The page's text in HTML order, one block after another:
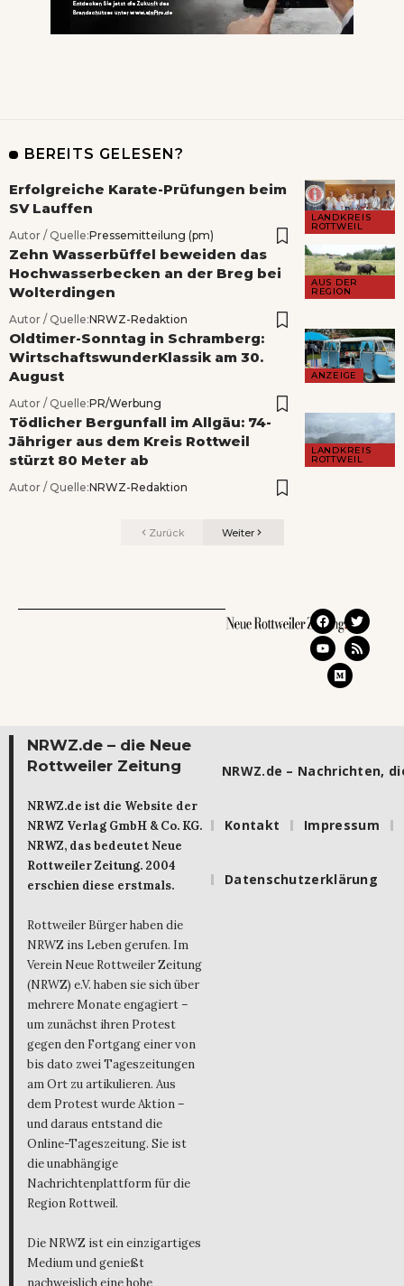
BEREITS GELESEN?
LANDKREIS
ROTTWEIL
Erfolgreiche Karate-Prüfungen beim
SV Lauffen
Autor / Quelle:Pressemitteilung (pm)
AUS DER
REGION
Zehn Wasserbüffel beweiden das
Hochwasserbecken an der Breg bei
Wolterdingen
Autor / Quelle:NRWZ-Redaktion
ANZEIGE
Oldtimer-Sonntag in Schramberg:
WirtschaftswunderKlassik am 30.
August
Autor / Quelle:PR/Werbung
LANDKREIS
ROTTWEIL
Tödlicher Bergunfall im Allgäu: 74-
Jähriger aus dem Kreis Rottweil
stürzt 80 Meter ab
Autor / Quelle:NRWZ-Redaktion
Zurück Weiter
NRWZ.de – die Neue
Rottweiler Zeitung
NRWZ.de ist die Website der
NRWZ Verlag GmbH & Co. KG.
NRWZ, das bedeutet Neue
Rottweiler Zeitung. 2004
erschien diese erstmals.
Rottweiler Bürger haben die
NRWZ ins Leben gerufen. Im
Verein Neue Rottweiler Zeitung
(NRWZ) e.V. haben sie sich über
mehrere Monate engagiert –
um zunächst ihren Protest
gegen den Fortgang einer von
bis dato zwei Tageszeitungen
am Ort zu artikulieren. Aus
dem Protest wurde Aktion –
und daraus entstand die
Online-Tageszeitung. Sie ist
die unabhängige
Nachrichtenplattform für die
Region Rottweil.
Die NRWZ ist ein einzigartiges
Medium und genießt
nachweislich eine hohe
NRWZ.de – Nachrichten,
Kontakt Impressum
Datenschutzerklärung